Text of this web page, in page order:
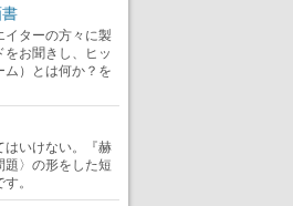
ターの方々に製
お聞きし、ヒッ
ム）とは何か？を
はいけない。『赫
〉の形をした短
。